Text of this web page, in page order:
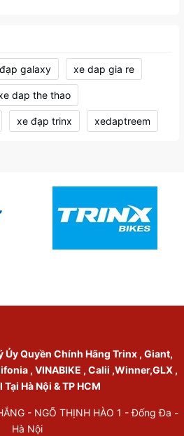
galaxy xe dap gia re
dap the thao
xe đạp trinx xedaptreem
Ủy Quyền Chính Hãng Trinx , Giant,
, VINABIKE , Calii ,Winner,GLX ,
Hà Nội & TP HCM
- NGÕ THỊNH HÀO 1 - Đống Đa -
Hà Nội